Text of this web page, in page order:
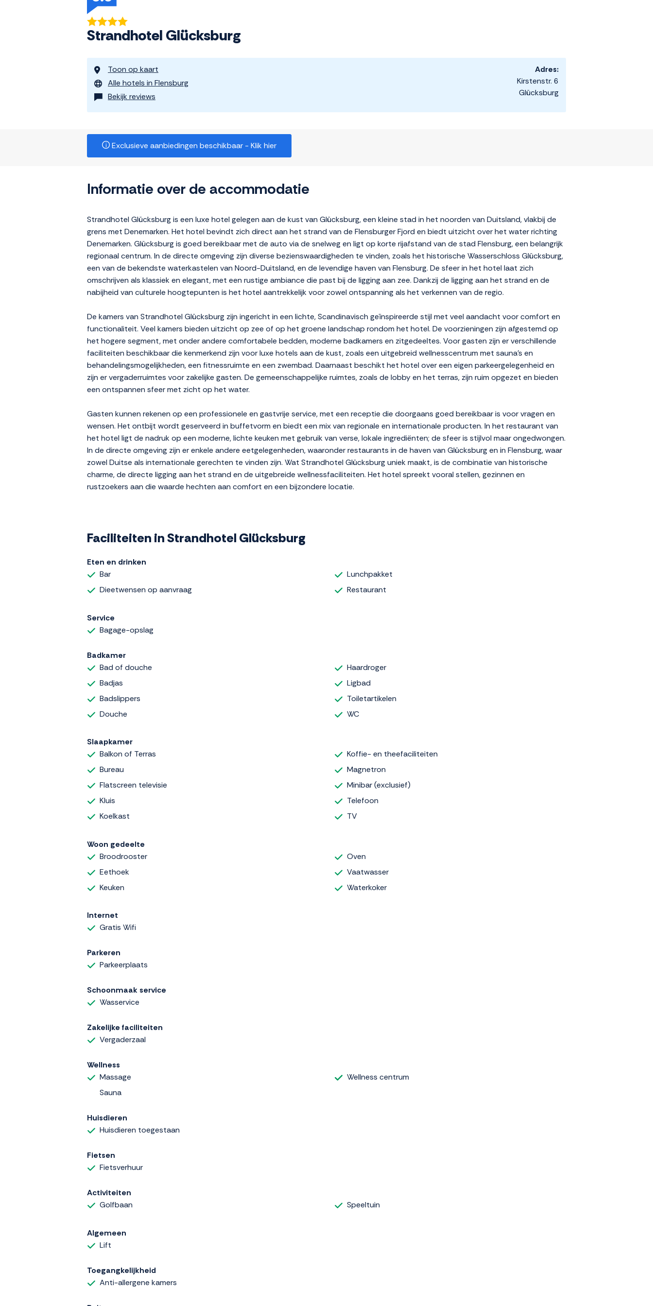
Strandhotel Glücksburg
Toon op kaart
Alle hotels in Flensburg
Bekijk reviews
Adres:
Kirstenstr. 6
Glücksburg
Exclusieve aanbiedingen beschikbaar - Klik hier
Informatie over de accommodatie
Strandhotel Glücksburg is een luxe hotel gelegen aan de kust van Glücksburg, een kleine stad in het noorden van Duitsland, vlakbij de
grens met Denemarken. Het hotel bevindt zich direct aan het strand van de Flensburger Fjord en biedt uitzicht over het water richting
Denemarken. Glücksburg is goed bereikbaar met de auto via de snelweg en ligt op korte rijafstand van de stad Flensburg, een belangrijk
regionaal centrum. In de directe omgeving zijn diverse bezienswaardigheden te vinden, zoals het historische Wasserschloss Glücksburg,
een van de bekendste waterkastelen van Noord-Duitsland, en de levendige haven van Flensburg. De sfeer in het hotel laat zich
omschrijven als klassiek en elegant, met een rustige ambiance die past bij de ligging aan zee. Dankzij de ligging aan het strand en de
nabijheid van culturele hoogtepunten is het hotel aantrekkelijk voor zowel ontspanning als het verkennen van de regio.
De kamers van Strandhotel Glücksburg zijn ingericht in een lichte, Scandinavisch geïnspireerde stijl met veel aandacht voor comfort en
functionaliteit. Veel kamers bieden uitzicht op zee of op het groene landschap rondom het hotel. De voorzieningen zijn afgestemd op
het hogere segment, met onder andere comfortabele bedden, moderne badkamers en zitgedeeltes. Voor gasten zijn er verschillende
faciliteiten beschikbaar die kenmerkend zijn voor luxe hotels aan de kust, zoals een uitgebreid wellnesscentrum met sauna's en
behandelingsmogelijkheden, een fitnessruimte en een zwembad. Daarnaast beschikt het hotel over een eigen parkeergelegenheid en
zijn er vergaderruimtes voor zakelijke gasten. De gemeenschappelijke ruimtes, zoals de lobby en het terras, zijn ruim opgezet en bieden
een ontspannen sfeer met zicht op het water.
Gasten kunnen rekenen op een professionele en gastvrije service, met een receptie die doorgaans goed bereikbaar is voor vragen en
wensen. Het ontbijt wordt geserveerd in buffetvorm en biedt een mix van regionale en internationale producten. In het restaurant van
het hotel ligt de nadruk op een moderne, lichte keuken met gebruik van verse, lokale ingrediënten; de sfeer is stijlvol maar ongedwongen.
In de directe omgeving zijn er enkele andere eetgelegenheden, waaronder restaurants in de haven van Glücksburg en in Flensburg, waar
zowel Duitse als internationale gerechten te vinden zijn. Wat Strandhotel Glücksburg uniek maakt, is de combinatie van historische
charme, de directe ligging aan het strand en de uitgebreide wellnessfaciliteiten. Het hotel spreekt vooral stellen, gezinnen en
rustzoekers aan die waarde hechten aan comfort en een bijzondere locatie.
Faciliteiten in Strandhotel Glücksburg
Eten en drinken
Bar
Dieetwensen op aanvraag
Lunchpakket
Restaurant
Service
Bagage-opslag
Badkamer
Bad of douche
Badjas
Badslippers
Douche
Haardroger
Ligbad
Toiletartikelen
WC
Slaapkamer
Balkon of Terras
Bureau
Flatscreen televisie
Kluis
Koelkast
Koffie- en theefaciliteiten
Magnetron
Minibar (exclusief)
Telefoon
TV
Woon gedeelte
Broodrooster
Eethoek
Keuken
Oven
Vaatwasser
Waterkoker
Internet
Gratis Wifi
Parkeren
Parkeerplaats
Schoonmaak service
Wasservice
Zakelijke faciliteiten
Vergaderzaal
Wellness
Massage
Sauna
Wellness centrum
Huisdieren
Huisdieren toegestaan
Fietsen
Fietsverhuur
Activiteiten
Golfbaan
Speeltuin
Algemeen
Lift
Toegangkelijkheid
Anti-allergene kamers